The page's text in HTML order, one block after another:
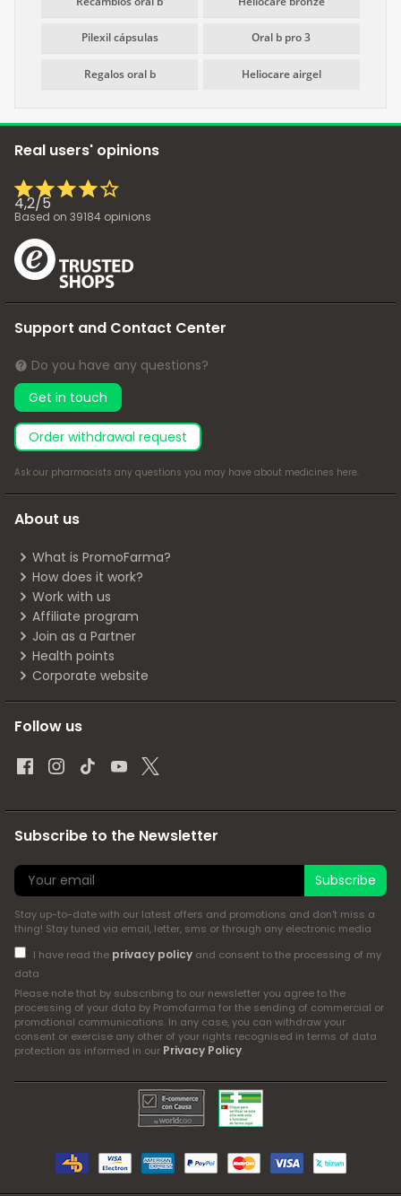
Pilexil cápsulas Oral b pro 3
Regalos oral b Heliocare airgel
Real users' opinions
4,2/5
Based on 39184 opinions
Support and Contact Center
Do you have any questions?
Get in touch
Order withdrawal request
Ask our pharmacists any questions you may have about medicines here.
About us
What is PromoFarma?
How does it work?
Work with us
Affiliate program
Join as a Partner
Health points
Corporate website
Follow us
Subscribe to the Newsletter
Subscribe
Stay up-to-date with our latest offers and promotions and don't miss a
thing! Stay tuned via email, letter, sms or through any electronic media
I have read the privacy policyand consent to the processing of my
data
Please note that by subscribing to our newsletter you agree to the
processing of your data by Promofarma for the sending of commercial or
promotional communications. In any case, you can withdraw your
consent or exercise any other of your rights recognised in terms of data
protection as informed in our Privacy Policy.